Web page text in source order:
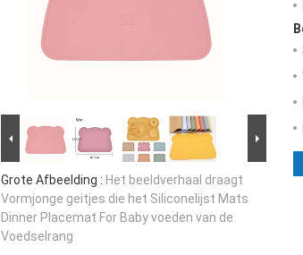
Grote Afbeelding : Het beeldverhaal draagt
Vormjonge geitjes die het Siliconelijst Mats
Dinner Placemat For Baby voeden van de
Voedselrang